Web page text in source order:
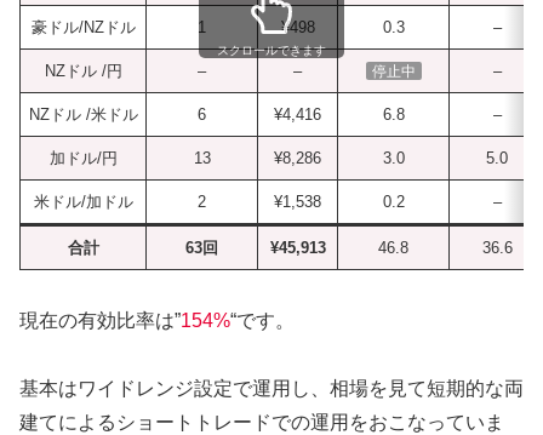
豪ドル/NZドル 1 ¥498 0.3 –
NZドル /円 – – 停止中 –
NZドル /米ドル 6 ¥4,416 6.8 –
加ドル/円 13 ¥8,286 3.0 5.0
米ドル/加ドル 2 ¥1,538 0.2 –
合計 63回 ¥45,913 46.8 36.6
スクロールできます
現在の有効比率は”154%“です。
基本はワイドレンジ設定で運用し、相場を見て短期的な両
建てによるショートトレードでの運用をおこなっていま